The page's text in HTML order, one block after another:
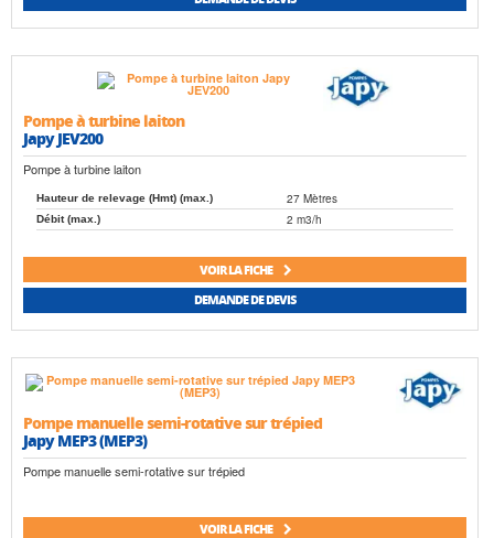
Pompe à turbine laiton
Japy JEV200
Pompe à turbine laiton
Hauteur de relevage (Hmt) (max.) 27 Mètres
Débit (max.) 2 m3/h
VOIR LA FICHE
DEMANDE DE DEVIS
Pompe manuelle semi-rotative sur trépied
Japy MEP3 (MEP3)
Pompe manuelle semi-rotative sur trépied
VOIR LA FICHE